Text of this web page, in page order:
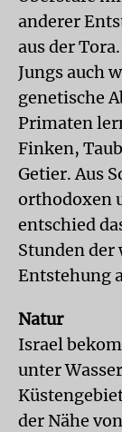
anderer
aus der
Jungs auch
genetische
Primaten
Finken,
Getier. Aus
orthodoxen
entschied
Stunden
Entstehung
Natur
Israel
unter
der Nähe